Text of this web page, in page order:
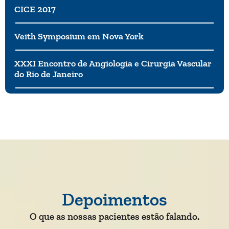
CICE 2017
Veith Symposium em Nova York
XXXI Encontro de Angiologia e Cirurgia Vascular
do Rio de Janeiro
Depoimentos
O que as nossas pacientes estão falando.